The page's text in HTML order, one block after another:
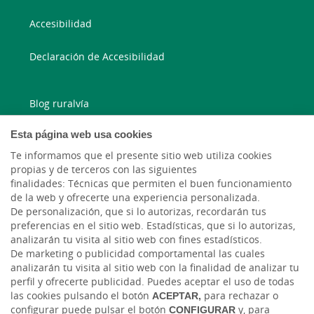
Esta página web usa cookies
Te informamos que el presente sitio web utiliza cookies
propias y de terceros con las siguientes
finalidades: Técnicas que permiten el buen funcionamiento
de la web y ofrecerte una experiencia personalizada.
De personalización, que si lo autorizas, recordarán tus
preferencias en el sitio web. Estadísticas, que si lo autorizas,
analizarán tu visita al sitio web con fines estadísticos.
De marketing o publicidad comportamental las cuales
analizarán tu visita al sitio web con la finalidad de analizar tu
perfil y ofrecerte publicidad. Puedes aceptar el uso de todas
las cookies pulsando el botón ACEPTAR, para rechazar o
configurar puede pulsar el botón CONFIGURAR y, para
Accesibilidad
Declaración de Accesibilidad
Blog ruralvía
Blog Joven In
Facebook
Twitter